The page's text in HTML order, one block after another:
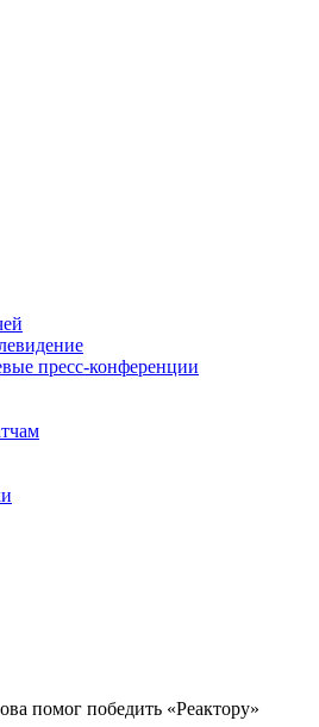
пресс-конференции
помог победить «Реактору»